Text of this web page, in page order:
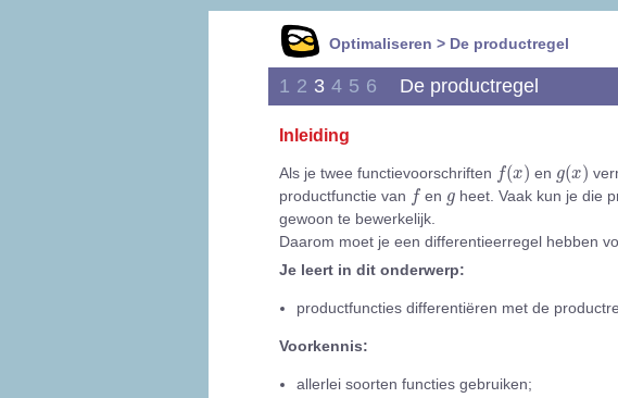
Optimaliseren > De productregel
1 2 3 4 5 6 De productregel
Inleiding
Als je twee functievoorschriften f(x)
(x en g(x)
( )
productfunctie van fen g
g heet. Vaak kun je die
gewoon te bewerkelijk.
Daarom moet je een differentieerregel hebben
Je leert in dit onderwerp:
productfuncties differentiëren met de
Voorkennis:
allerlei soorten functies gebruiken;